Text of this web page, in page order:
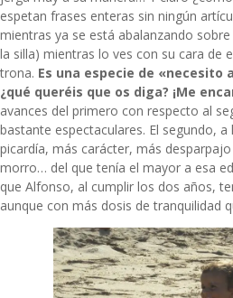
espetan frases enteras sin ningún
mientras ya se está abalanzando sobre
la silla) mientras lo ves con su cara de
trona. Es una especie de «necesito
¿qué queréis que os diga? ¡Me
avances del primero con respecto al
bastante espectaculares. El segundo,
picardía, más carácter, más
morro… del que tenía el mayor a esa
que Alfonso, al cumplir los dos años,
aunque con más dosis de tranquilidad